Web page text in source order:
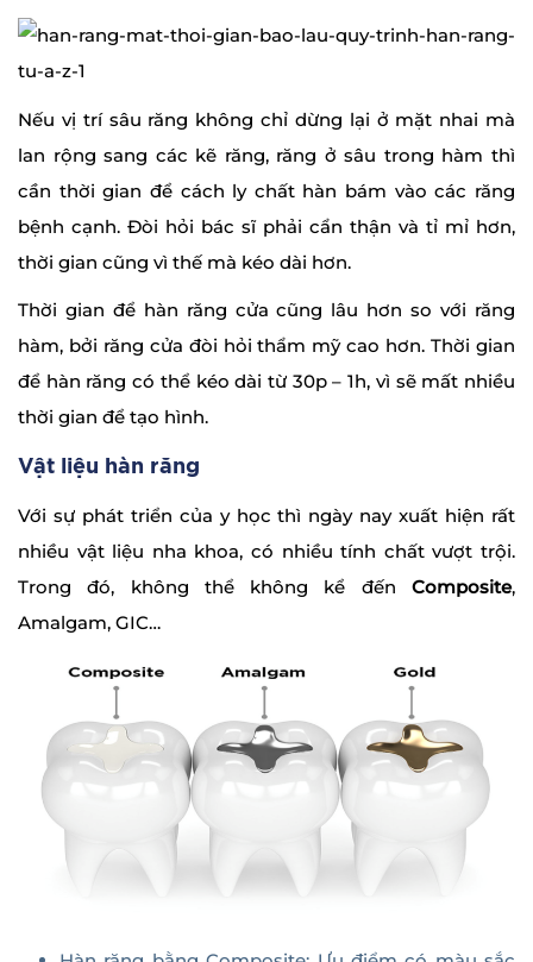
Nếu vị trí sâu răng không chỉ dừng lại ở mặt nhai mà
lan rộng sang các kẽ răng, răng ở sâu trong hàm thì
cần thời gian để cách ly chất hàn bám vào các răng
bệnh cạnh. Đòi hỏi bác sĩ phải cẩn thận và tỉ mỉ hơn,
thời gian cũng vì thế mà kéo dài hơn.
Thời gian để hàn răng cửa cũng lâu hơn so với răng
hàm, bởi răng cửa đòi hỏi thẩm mỹ cao hơn. Thời gian
để hàn răng có thể kéo dài từ 30p – 1h, vì sẽ mất nhiều
thời gian để tạo hình.
Vật liệu hàn răng
Với sự phát triển của y học thì ngày nay xuất hiện rất
nhiều vật liệu nha khoa, có nhiều tính chất vượt trội.
Trong đó, không thể không kể đến Composite,
Amalgam, GIC…